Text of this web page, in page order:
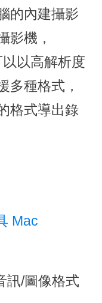
的內建攝影
影機，
以高解析度
多種格式，
格式導出錄
Mac
訊/圖像格式